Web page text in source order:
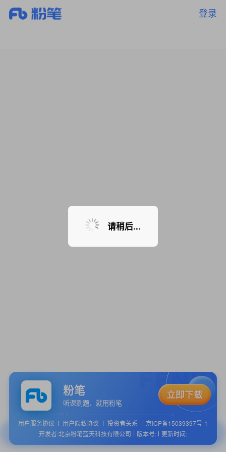
登录
暂无课程，敬请期待
粉笔
听课刷题、就用粉笔
用户服务协议 用户隐私协议 投资者关系
京ICP备15039397号-1
开发者:北京粉笔蓝天科技有限公司
版本号: 更新时间:
请稍后...